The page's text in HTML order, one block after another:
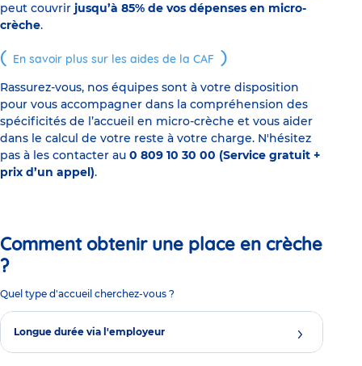
peut couvrir jusqu’à 85% de vos dépenses en micro-
crèche.
En savoir plus sur les aides de la CAF
Rassurez-vous, nos équipes sont à votre disposition
pour vous accompagner dans la compréhension des
spécificités de l’accueil en micro-crèche et vous aider
dans le calcul de votre reste à votre charge. N'hésitez
pas à les contacter au 0 809 10 30 00 (Service gratuit +
prix d’un appel).
Comment obtenir une place en crèche
?
Quel type d'accueil cherchez-vous ?
Longue durée via l'employeur